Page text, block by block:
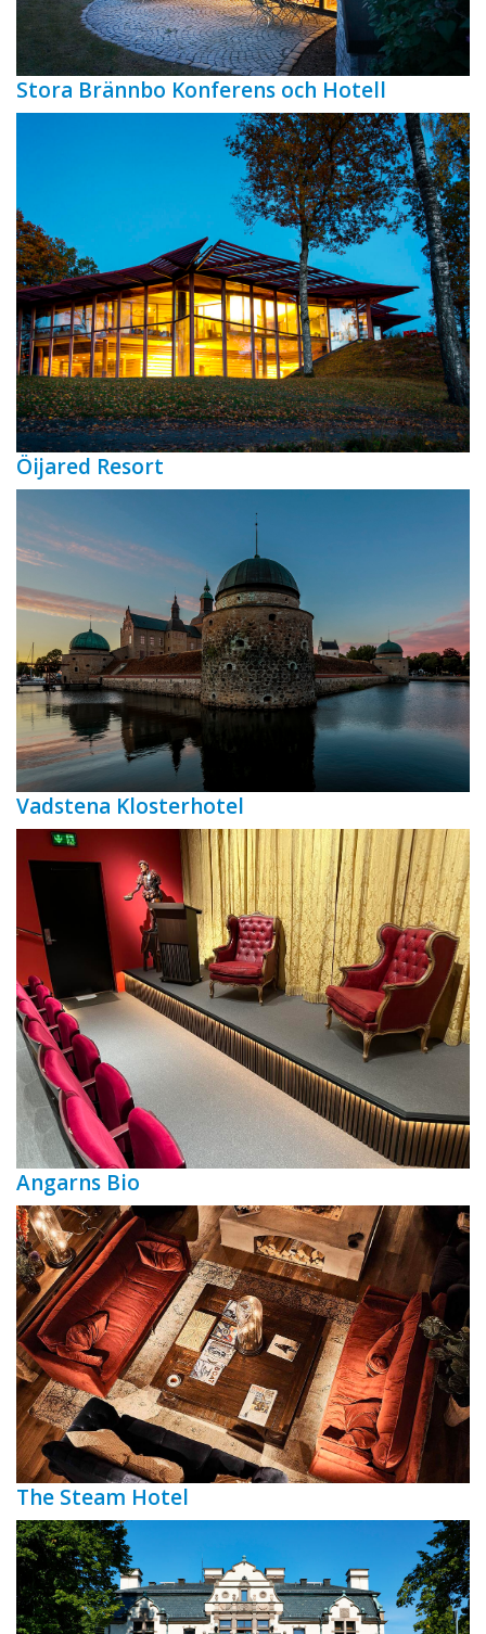
Stora Brännbo Konferens och Hotell
Öijared Resort
Vadstena Klosterhotel
Angarns Bio
The Steam Hotel